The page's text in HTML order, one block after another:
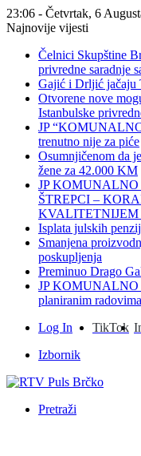
23:06 - Četvrtak, 6
Najnovije vijesti
Čelnici Skupštine
privredne saradnje
Gajić i Drljić jačaju
Otvorene nove
Istanbulske
JP
trenutno nije za piće
Osumnjičenom da
žene za 42.000 KM
JP
ŠTREPCI –
Isplata julskih
Smanjena
poskupljenja
Preminuo Drago
JP KOMUNALNO
planiranim
TikTok
Log In
Izbornik
Pretraži